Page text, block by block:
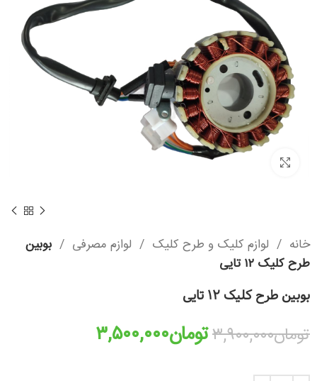
بزرگنمایی تصویر
خانه لوازم کلیک و طرح کلیک لوازم مصرفی
بوبین
طرح کلیک ۱۲ تایی
بوبین طرح کلیک ۱۲ تایی
تومان۳,۹۰۰,۰۰۰تومان۳,۵۰۰,۰۰۰